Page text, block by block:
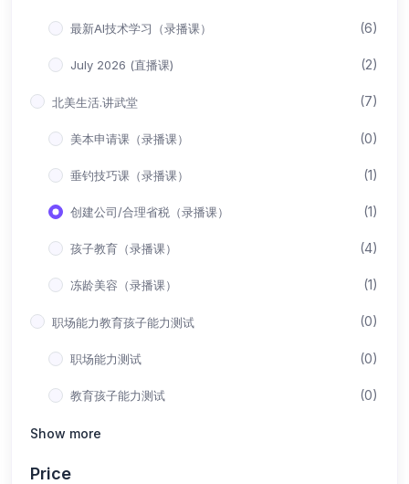
最新AI技术学习（录播课） (6)
July 2026 (直播课) (2)
北美生活.讲武堂 (7)
美本申请课（录播课） (0)
垂钓技巧课（录播课） (1)
创建公司/合理省税（录播课） (1)
孩子教育（录播课） (4)
冻龄美容（录播课） (1)
职场能力教育孩子能力测试 (0)
职场能力测试 (0)
教育孩子能力测试 (0)
Show more
Price